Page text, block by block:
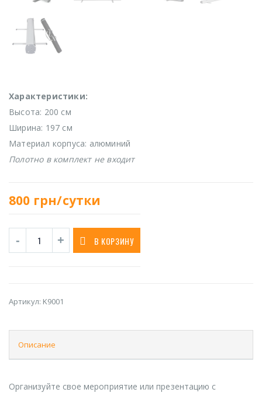
Характеристики:
Высота: 200 см
Ширина: 197 см
Материал корпуса: алюминий
Полотно в комплект не входит
800 грн/сутки
В КОРЗИНУ
Артикул: K9001
Описание
Организуйте свое мероприятие или презентацию с